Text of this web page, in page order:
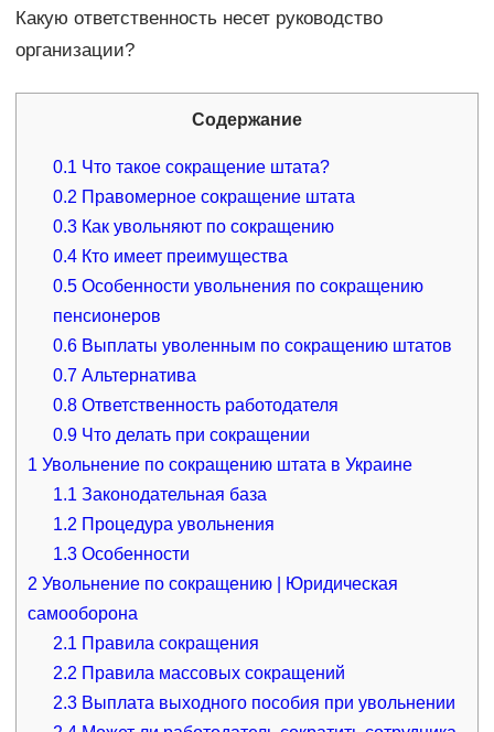
Какую ответственность несет руководство
организации?
Содержание
0.1 Что такое сокращение штата?
0.2 Правомерное сокращение штата
0.3 Как увольняют по сокращению
0.4 Кто имеет преимущества
0.5 Особенности увольнения по сокращению
пенсионеров
0.6 Выплаты уволенным по сокращению штатов
0.7 Альтернатива
0.8 Ответственность работодателя
0.9 Что делать при сокращении
1 Увольнение по сокращению штата в Украине
1.1 Законодательная база
1.2 Процедура увольнения
1.3 Особенности
2 Увольнение по сокращению | Юридическая
самооборона
2.1 Правила сокращения
2.2 Правила массовых сокращений
2.3 Выплата выходного пособия при увольнении